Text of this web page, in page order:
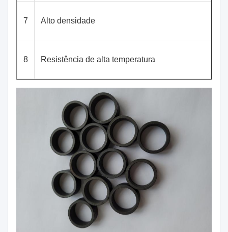
7 Alto densidade
8 Resistência de alta temperatura